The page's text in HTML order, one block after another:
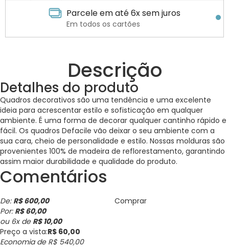
Parcele em até 6x sem juros
Em todos os cartões
Descrição
Detalhes do produto
Quadros decorativos são uma tendência e uma excelente
ideia para acrescentar estilo e sofisticação em qualquer
ambiente. É uma forma de decorar qualquer cantinho rápido e
fácil. Os quadros Defacile vão deixar o seu ambiente com a
sua cara, cheio de personalidade e estilo. Nossas molduras são
provenientes 100% de madeira de reflorestamento, garantindo
assim maior durabilidade e qualidade do produto.
Comentários
De: R$ 600,00
Por: R$ 60,00
ou 6xde R$ 10,00
Preço a vista:R$ 60,00
Economia de R$ 540,00
Comprar